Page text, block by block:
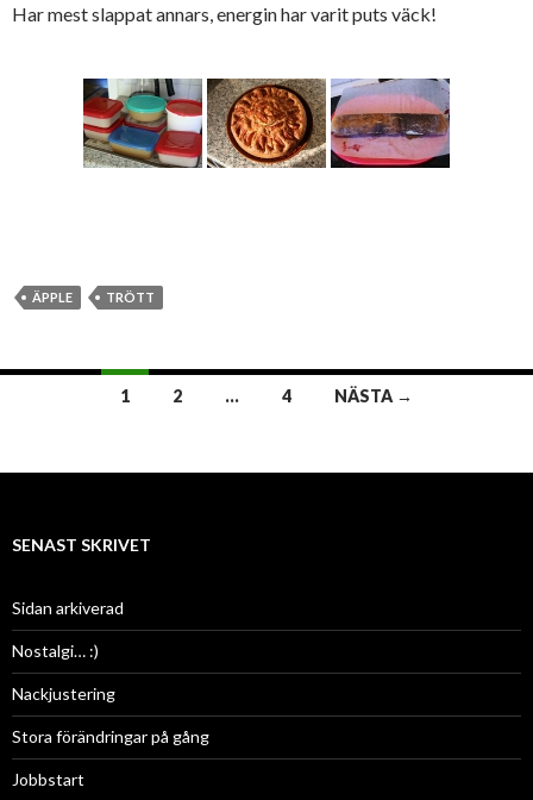
Har mest slappat annars, energin har varit puts väck!
ÄPPLE TRÖTT
1 2 … 4 NÄSTA →
SENAST SKRIVET
Sidan arkiverad
Nostalgi… :)
Nackjustering
Stora förändringar på gång
Jobbstart